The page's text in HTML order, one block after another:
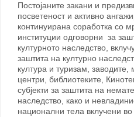
Постојаните закани и
посветеност и активно
континуирана соработка со
институции одговорни за
културното наследство,
заштита на културно
култура и туризам, заводите,
центри, библиотеките,
субјекти за заштита на
наследство, како и
национални тела вклучени во